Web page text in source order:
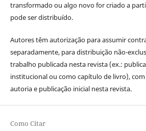
transformado ou algo novo for criado a
pode ser distribuído.
Autores têm autorização para assumir
separadamente, para distribuição não-
trabalho publicada nesta revista (ex.:
institucional ou como capítulo de livro),
autoria e publicação inicial nesta revista.
Como Citar